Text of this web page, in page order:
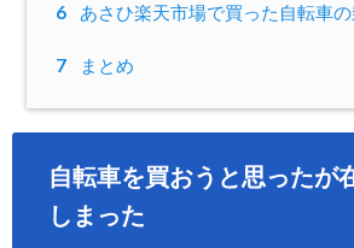
6 あさひ楽天市場で買った自転車
7 まとめ
自転車を買おうと思ったが
しまった